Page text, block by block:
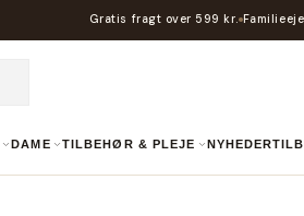
Gratis fragt over 599 kr.
DAME TILBEHØR & PLEJE NYHEDER